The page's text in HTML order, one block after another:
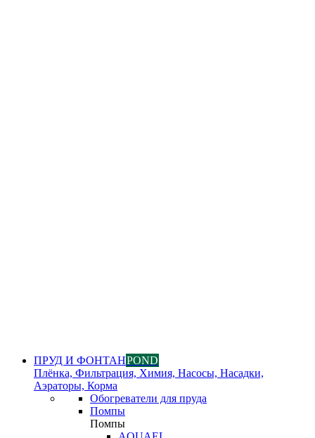
ПРУД И ФОНТАНPOND
Плёнка, Фильтрация, Химия, Насосы, Насадки,
Аэраторы, Корма
Обогреватели для пруда
Помпы
Помпы